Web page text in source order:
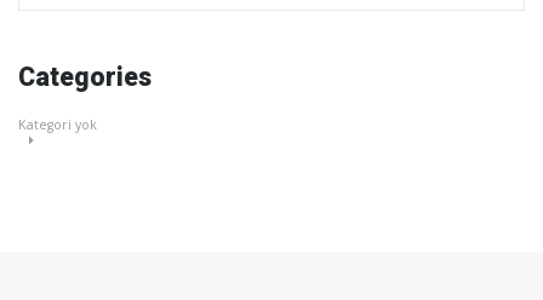
Categories
Kategori yok